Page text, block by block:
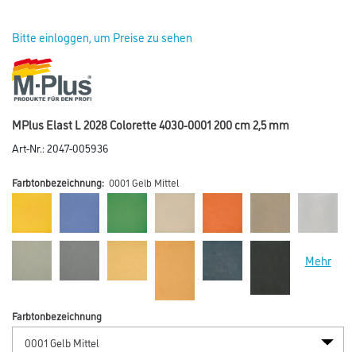
Bitte einloggen, um Preise zu sehen
MPlus Elast L 2028 Colorette 4030-0001 200 cm 2,5 mm
Art-Nr.:2047-005936
Farbtonbezeichnung: 0001 Gelb Mittel
Mehr
Farbtonbezeichnung